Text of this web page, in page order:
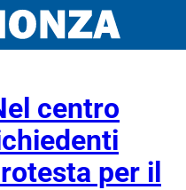
centro
per il